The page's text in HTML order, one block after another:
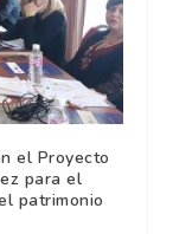
el Proyecto
para el
patrimonio